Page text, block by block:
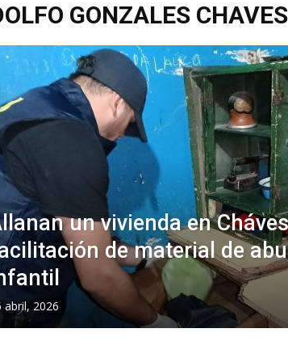
GONZALES CHAVES
un vivienda en
de material de
abril, 2026